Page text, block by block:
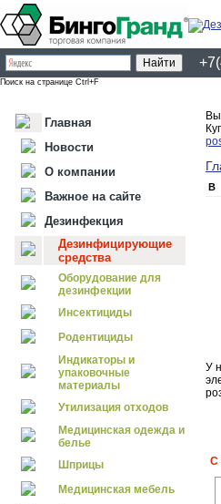
Поиск на странице Ctrl+F
Главная
Новости
О компании
Важное на сайте
Дезинфекция
Дезинфицирующие
средства
Оборудование для
дезинфекции
Инсектициды
Родентициды
Индикаторы и
упаковочные
материалы
Утилизация отходов
Медицинская одежда и
белье
Шприцы
Медицинская мебель
B
У
С